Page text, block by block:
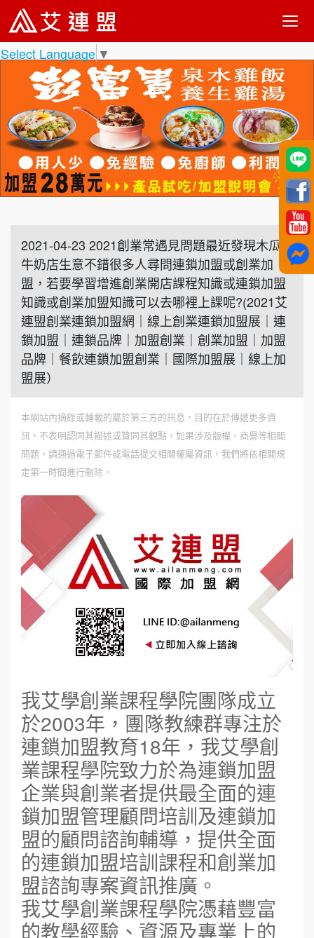
Select Language ▼
2021-04-23 2021創業常遇見問題最近發現木瓜
牛奶店生意不錯很多人尋問連鎖加盟或創業加
盟，若要學習增進創業開店課程知識或連鎖加盟
知識或創業加盟知識可以去哪裡上課呢?(2021艾
連盟創業連鎖加盟網｜線上創業連鎖加盟展｜連
鎖加盟｜連鎖品牌｜加盟創業｜創業加盟｜加盟
品牌｜餐飲連鎖加盟創業｜國際加盟展｜線上加
盟展）
本網站內摘錄或轉載的屬於第三方的訊息，目的在於傳遞更多資
訊，不表明認同其描述或贊同其觀點，如果涉及版權、商譽等相關
問題，請通過電子郵件或電話提交相關權屬資訊，我們將依相關規
定第一時間進行刪除。
我艾學創業課程學院團隊成立
於2003年，團隊教練群專注於
連鎖加盟教育18年，我艾學創
業課程學院致力於為連鎖加盟
企業與創業者提供最全面的連
鎖加盟管理顧問培訓及連鎖加
盟的顧問諮詢輔導，提供全面
的連鎖加盟培訓課程和創業加
盟諮詢專案資訊推廣。
我艾學創業課程學院憑藉豐富
的教學經驗、資源及專業上的